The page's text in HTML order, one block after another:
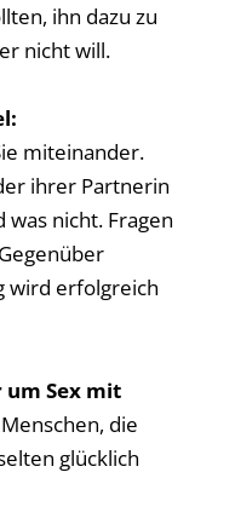
ihn dazu zu
nicht will.
miteinander.
ihrer Partnerin
nicht. Fragen
wird erfolgreich
um Sex mit
Menschen, die
glücklich